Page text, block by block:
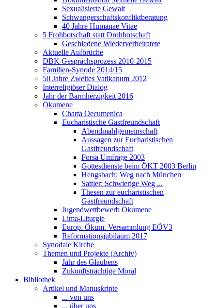
Sexualisierte Gewalt
Schwangerschaftskonfliktberatung
40 Jahre Humanae Vitae
5 Frohbotschaft statt Drohbotschaft
Geschiedene Wiederverheiratete
Aktuelle Aufbrüche
DBK Gesprächsprozess 2010-2015
Familien-Synode 2014/15
50 Jahre Zweites Vatikanum 2012
Interreligiöser Dialog
Jahr der Barmherzigkeit 2016
Ökumene
Charta Oecumenica
Eucharistische Gastfreundschaft
Abendmahlgemeinschaft
Aussagen zur Eucharistischen
Gastfreundschaft
Forsa Umfrage 2003
Gottesdienste beim ÖKT 2003 Berlin
Hengsbach: Weg nach München
Sattler: Schwierige Weg ...
Thesen zur eucharistischen
Gastfreundschaft
Jugendwettbewerb Ökumene
Lima-Liturgie
Europ. Ökum. Versammlung EÖV3
Reformationsjubiläum 2017
Synodale Kirche
Themen und Projekte (Archiv)
Jahr des Glaubens
Zukunftsträchtige Moral
Bibliothek
Artikel und Manuskripte
... von uns
... über uns